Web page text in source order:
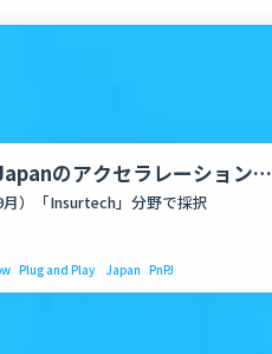
のアクセラレーションプ
）「Insurtech」分野で採択
Plug and Play Japan PnPJ